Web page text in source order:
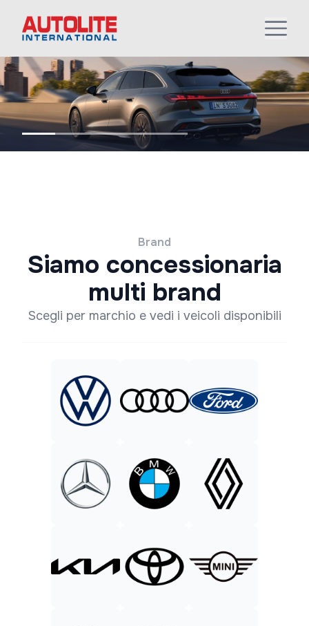
Brand
Siamo concessionaria
multi brand
Scegli per marchio e vedi i veicoli disponibili